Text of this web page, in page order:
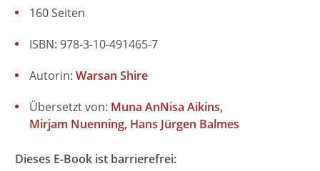
Übersetzt von: Muna AnNisa Aikins
Mirjam Nuenning Hans Jürgen Balmes
ISBN: 978-3-10-491465-7
160 Seiten
Autorin: Warsan Shire
Dieses E-Book ist barrierefrei: